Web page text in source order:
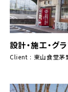
設計・施工・グ
Client : 東山食堂茅